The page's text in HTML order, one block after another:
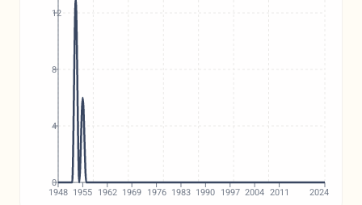
1948 1955 1962 1969 1976 1983 1990 1997 2004 2011 2024
0
4
8
12